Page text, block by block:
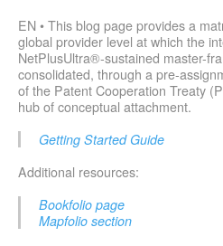
EN • This blog page provides a
global provider level at which the
NetPlusUltra®-sustained master-
consolidated, through a pre-
of the Patent Cooperation Treaty
hub of conceptual attachment.
Getting Started Guide
Additional resources:
Bookfolio page
Mapfolio section